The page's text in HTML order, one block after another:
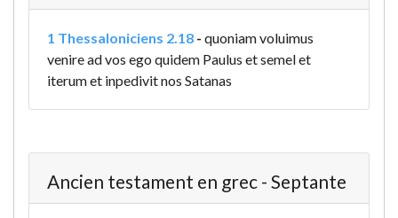
1 Thessaloniciens 2.18 - quoniam voluimus
venire ad vos ego quidem Paulus et semel et
iterum et inpedivit nos Satanas
Ancien testament en grec - Septante